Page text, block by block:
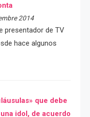
2014
presentador de TV
hace algunos
que debe
idol, de acuerdo